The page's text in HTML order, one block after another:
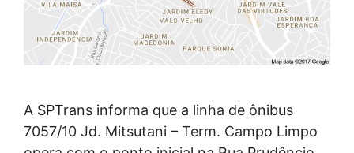
A SPTrans informa que a linha de ônibus
7057/10 Jd. Mitsutani – Term. Campo Limpo